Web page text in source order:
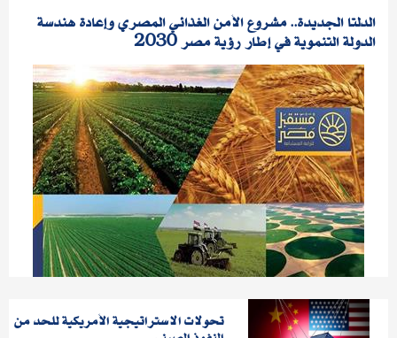
الاستيطاني، وموت أي أمل في حل الدولتين حتى كوهم سياسي.الدلتا الجديدة.. مشروع الأمن الغذائي المصري وإعادة هندسة
الدولة التنموية في إطار رؤية مصر 2030
تحولات الاستراتيجية الأمريكية للحد من